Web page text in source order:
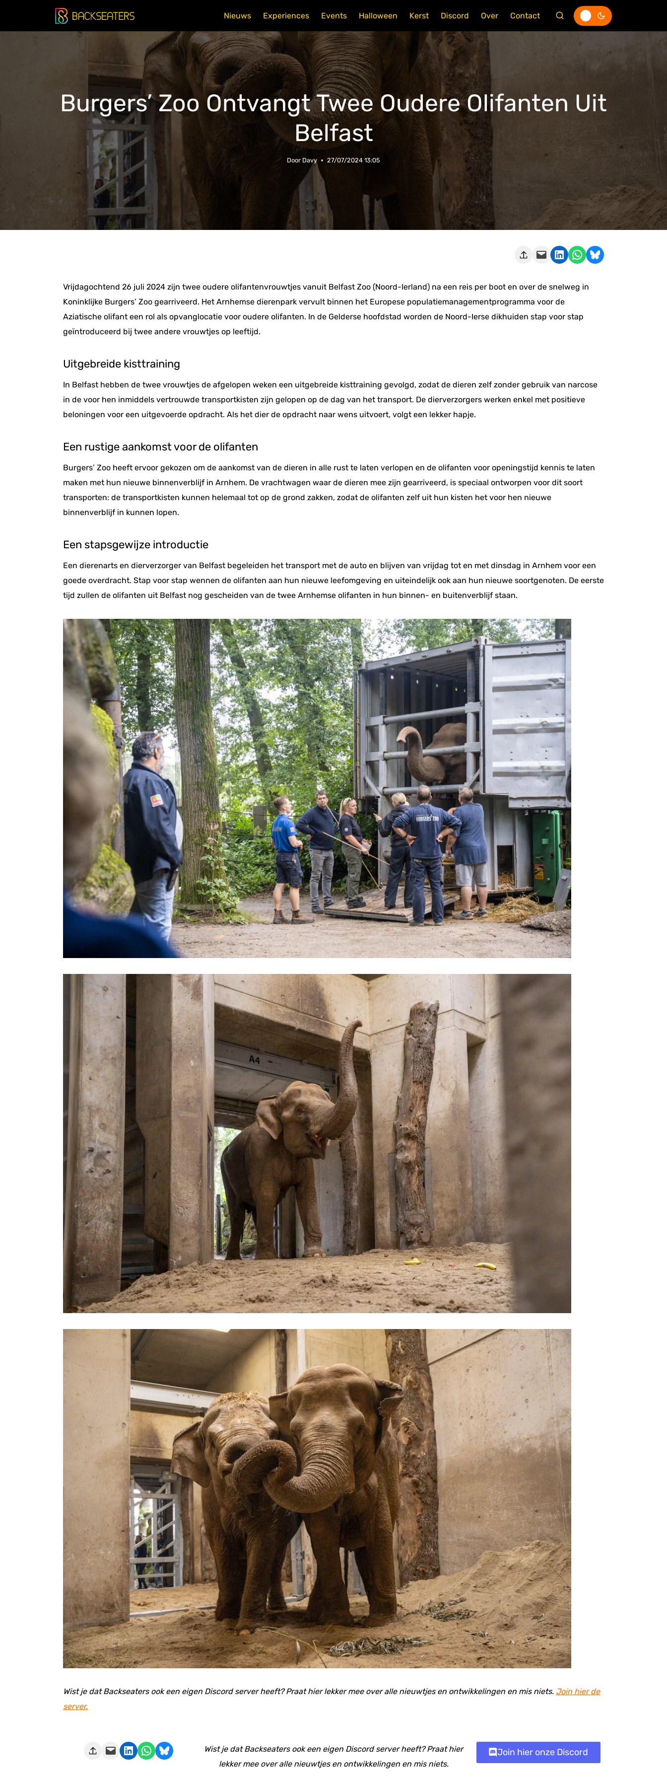
Nieuws Experiences Events Halloween Kerst Discord Over Contact
Burgers’ Zoo Ontvangt Twee Oudere Olifanten Uit
Belfast
Door Davy 27/07/2024 13:05
Deze pagina e-mailen Delen op LinkedIn Delen via WhatsApp Share on Bluesky
Vrijdagochtend 26 juli 2024 zijn twee oudere olifantenvrouwtjes vanuit Belfast Zoo (Noord-Ierland) na een reis per boot en over de snelweg in
Koninklijke Burgers’ Zoo gearriveerd. Het Arnhemse dierenpark vervult binnen het Europese populatiemanagementprogramma voor de
Aziatische olifant een rol als opvanglocatie voor oudere olifanten. In de Gelderse hoofdstad worden de Noord-Ierse dikhuiden stap voor stap
geïntroduceerd bij twee andere vrouwtjes op leeftijd.
Uitgebreide kisttraining
In Belfast hebben de twee vrouwtjes de afgelopen weken een uitgebreide kisttraining gevolgd, zodat de dieren zelf zonder gebruik van narcose
in de voor hen inmiddels vertrouwde transportkisten zijn gelopen op de dag van het transport. De dierverzorgers werken enkel met positieve
beloningen voor een uitgevoerde opdracht. Als het dier de opdracht naar wens uitvoert, volgt een lekker hapje.
Een rustige aankomst voor de olifanten
Burgers’ Zoo heeft ervoor gekozen om de aankomst van de dieren in alle rust te laten verlopen en de olifanten voor openingstijd kennis te laten
maken met hun nieuwe binnenverblijf in Arnhem. De vrachtwagen waar de dieren mee zijn gearriveerd, is speciaal ontworpen voor dit soort
transporten: de transportkisten kunnen helemaal tot op de grond zakken, zodat de olifanten zelf uit hun kisten het voor hen nieuwe
binnenverblijf in kunnen lopen.
Een stapsgewijze introductie
Een dierenarts en dierverzorger van Belfast begeleiden het transport met de auto en blijven van vrijdag tot en met dinsdag in Arnhem voor een
goede overdracht. Stap voor stap wennen de olifanten aan hun nieuwe leefomgeving en uiteindelijk ook aan hun nieuwe soortgenoten. De eerste
tijd zullen de olifanten uit Belfast nog gescheiden van de twee Arnhemse olifanten in hun binnen- en buitenverblijf staan.
Wist je dat Backseaters ook een eigen Discord server heeft? Praat hier lekker mee over alle nieuwtjes en ontwikkelingen en mis niets. Join hier de
server.
Deze pagina e-mailen Delen op LinkedIn Delen via WhatsApp Share on Bluesky
Wist je dat Backseaters ook een eigen Discord server heeft? Praat hier
lekker mee over alle nieuwtjes en ontwikkelingen en mis niets.
Join hier onze Discord